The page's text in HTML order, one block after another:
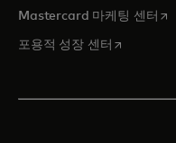
Mastercard 마케팅 센터 새
포용적 성장 센터 새 탭에서